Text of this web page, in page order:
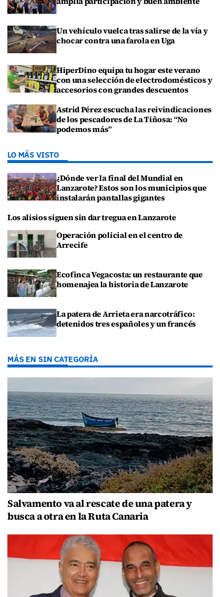
Un vehículo vuelca tras salirse de la vía y
chocar contra una farola en Uga
HiperDino equipa tu hogar este verano
con una selección de electrodomésticos y
accesorios con grandes descuentos
Astrid Pérez escucha las reivindicaciones
de los pescadores de La Tiñosa: “No
podemos más”
LO MÁS VISTO
¿Dónde ver la final del Mundial en
Lanzarote? Estos son los municipios que
instalarán pantallas gigantes
Los alisios siguen sin dar tregua en Lanzarote
Operación policial en el centro de
Arrecife
Ecofinca Vegacosta: un restaurante que
homenajea la historia de Lanzarote
La patera de Arrieta era narcotráfico:
detenidos tres españoles y un francés
MÁS EN SIN CATEGORÍA
Salvamento va al rescate de una patera y
busca a otra en la Ruta Canaria